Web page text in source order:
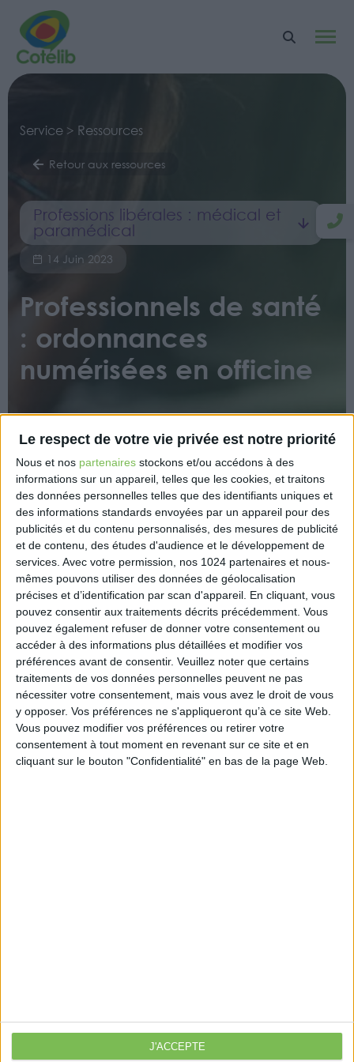
Le respect de votre vie privée est notre priorité
Nous et nos partenaires stockons et/ou accédons à des
informations sur un appareil, telles que les cookies, et traitons
des données personnelles telles que des identifiants uniques et
des informations standards envoyées par un appareil pour des
publicités et du contenu personnalisés, des mesures de publicité
et de contenu, des études d'audience et le développement de
services. Avec votre permission, nos 1024 partenaires et nous-
mêmes pouvons utiliser des données de géolocalisation
précises et d’identification par scan d'appareil. En cliquant, vous
pouvez consentir aux traitements décrits précédemment. Vous
pouvez également refuser de donner votre consentement ou
accéder à des informations plus détaillées et modifier vos
préférences avant de consentir. Veuillez noter que certains
traitements de vos données personnelles peuvent ne pas
nécessiter votre consentement, mais vous avez le droit de vous
y opposer. Vos préférences ne s'appliqueront qu’à ce site Web.
Vous pouvez modifier vos préférences ou retirer votre
consentement à tout moment en revenant sur ce site et en
cliquant sur le bouton "Confidentialité" en bas de la page Web.
J'ACCEPTE
Service > Ressources
Retour aux ressources
Professions libérales : médical et
paramédical
14 Juin 2023
Professionnels de santé
: ordonnances
numérisées en officine
Depuis fin mai, les utilisateurs de Mon espace santé
(8,6 millions de comptes activés) peuvent envoyer
directement leurs ordonnances numérisées à
l’officine de leur choix. Pour les pharmacies, c’est la
possibilité d’anticiper la préparation de la
délivrance, la commande éventuelle de
médicaments ou de dispositifs médicaux, et de
consacrer davantage de temps au conseil et à
l’accompagnement des patients
https://www.information-
dentaire.fr/actualites/ordonnances-numerisees-en-
officine/
À la une